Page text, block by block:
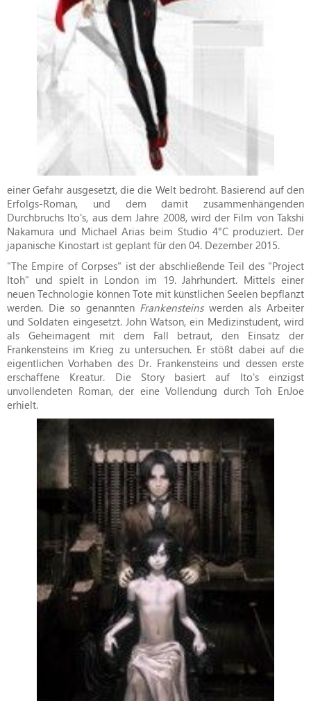
einer Gefahr ausgesetzt, die die Welt bedroht. Basierend auf den
Erfolgs-Roman, und dem damit zusammenhängenden
Durchbruchs Ito's, aus dem Jahre 2008, wird der Film von Takshi
Nakamura und Michael Arias beim Studio 4°C produziert. Der
japanische Kinostart ist geplant für den 04. Dezember 2015.
"The Empire of Corpses" ist der abschließende Teil des "Project
Itoh" und spielt in London im 19. Jahrhundert. Mittels einer
neuen Technologie können Tote mit künstlichen Seelen bepflanzt
werden. Die so genannten Frankensteinswerden als Arbeiter
und Soldaten eingesetzt. John Watson, ein Medizinstudent, wird
als Geheimagent mit dem Fall betraut, den Einsatz der
Frankensteins im Krieg zu untersuchen. Er stößt dabei auf die
eigentlichen Vorhaben des Dr. Frankensteins und dessen erste
erschaffene Kreatur. Die Story basiert auf Ito's einzigst
unvollendeten Roman, der eine Vollendung durch Toh EnJoe
erhielt.